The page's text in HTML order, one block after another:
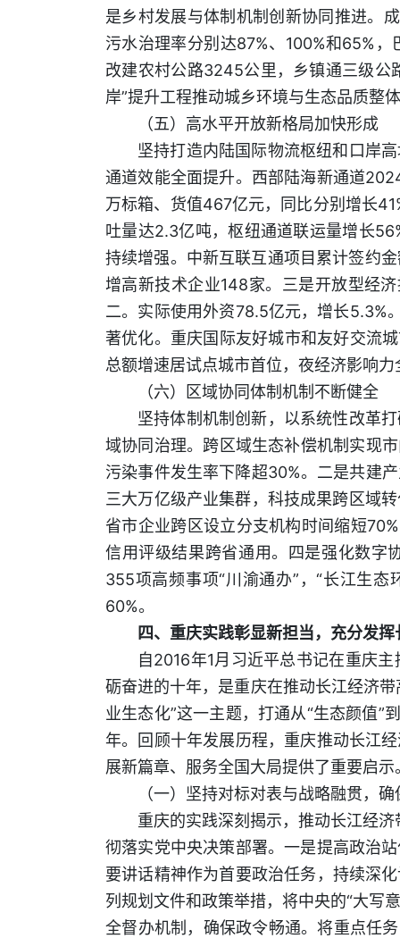
是乡村发展与体制机制创新协同推进。
污水治理率分别达87%、100%和65%
改建农村公路3245公里，乡镇通三级公
岸”提升工程推动城乡环境与生态品质整
（五）高水平开放新格局加快形成
坚持打造内陆国际物流枢纽和口岸
通道效能全面提升。西部陆海新通道
万标箱、货值467亿元，同比分别增长
吐量达2.3亿吨，枢纽通道联运量增长
持续增强。中新互联互通项目累计签约
增高新技术企业148家。三是开放型经
二。实际使用外资78.5亿元，增长5.3%
著优化。重庆国际友好城市和友好交流
总额增速居试点城市首位，夜经济影响
（六）区域协同体制机制不断健全
坚持体制机制创新，以系统性改革
域协同治理。跨区域生态补偿机制实现
污染事件发生率下降超30%。二是共建
三大万亿级产业集群，科技成果跨区域
省市企业跨区设立分支机构时间缩短
信用评级结果跨省通用。四是强化数字
355项高频事项“川渝通办”，“长江生
60%。
四、重庆实践彰显新担当，充分发
自2016年1月习近平总书记在重庆
砺奋进的十年，是重庆在推动长江经济
业生态化”这一主题，打通从“生态颜值”
年。回顾十年发展历程，重庆推动长江
展新篇章、服务全国大局提供了重要启示
（一）坚持对标对表与战略融贯，
重庆的实践深刻揭示，推动长江经
彻落实党中央决策部署。一是提高政治
要讲话精神作为首要政治任务，持续深
列规划文件和政策举措，将中央的“大写
全督办机制，确保政令畅通。将重点任